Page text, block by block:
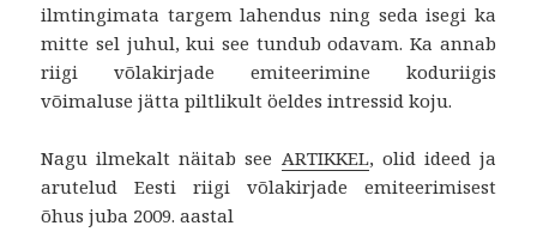
ilmtingimata targem lahendus ning seda isegi ka
mitte sel juhul, kui see tundub odavam. Ka annab
riigi võlakirjade emiteerimine koduriigis
võimaluse jätta piltlikult öeldes intressid koju.
Nagu ilmekalt näitab see ARTIKKEL, olid ideed ja
arutelud Eesti riigi võlakirjade emiteerimisest
õhus juba 2009. aastal